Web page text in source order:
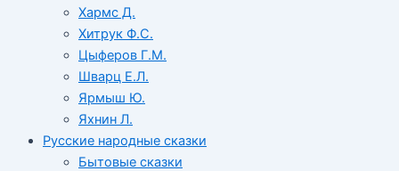
Хармс Д.
Хитрук Ф.С.
Цыферов Г.М.
Шварц Е.Л.
Ярмыш Ю.
Яхнин Л.
Русские народные сказки
Бытовые сказки